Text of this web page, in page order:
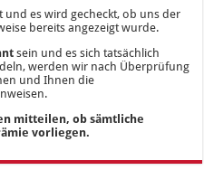
es wird gecheckt, ob uns der
bereits angezeigt wurde.
sein und es sich tatsächlich
werden wir nach Überprüfung
und Ihnen die
mitteilen, ob sämtliche
vorliegen.